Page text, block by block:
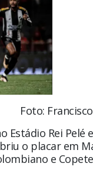
Foto:
Estádio Rei
o placar em
e